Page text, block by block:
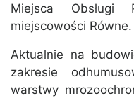
Miejsca Obsługi
miejscowości Równe.
Aktualnie na
zakresie
warstwy